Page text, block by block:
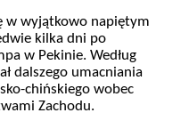
w wyjątkowo napiętym
kilka dni po
w Pekinie. Według
dalszego umacniania
chińskiego wobec
Zachodu.